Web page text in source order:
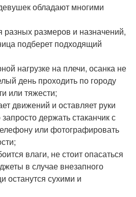
обладают многими
разных размеров и назначений,
подберет подходящий
нагрузке на плечи, осанка не
день проходить по городу
или тяжести;
движений и оставляет руки
держать стаканчик с
или фотографировать
влаги, не стоит опасаться
в случае внезапного
останутся сухими и